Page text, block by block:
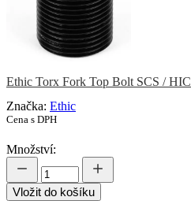
Ethic Torx Fork Top Bolt SCS / HIC
Značka: Ethic
Cena s DPH
Množství:
Vložit do košíku